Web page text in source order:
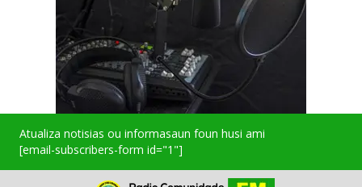
Atualiza notisias ou informasaun foun husi ami
[email-subscribers-form id="1"]